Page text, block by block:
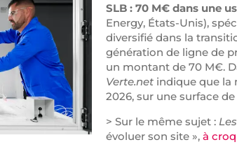
SLB : 70 M€ dans une
Energy, États-Unis),
diversifié dans la
génération de ligne de
un montant de 70 M€.
Verte.net indique que la
2026, sur une surface
> Sur le même sujet :
évoluer son site »,à